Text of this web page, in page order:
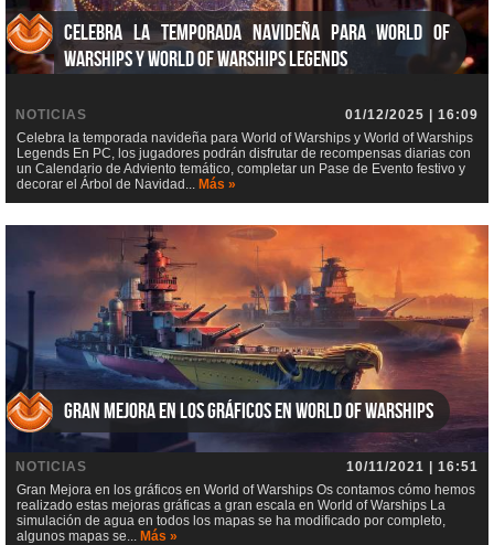
Celebra la temporada navideña para World of
Warships y World of Warships Legends
NOTICIAS
01/12/2025 | 16:09
Celebra la temporada navideña para World of Warships y World of Warships
Legends En PC, los jugadores podrán disfrutar de recompensas diarias con
un Calendario de Adviento temático, completar un Pase de Evento festivo y
decorar el Árbol de Navidad... Más »
Gran Mejora en los gráficos en World of Warships
NOTICIAS
10/11/2021 | 16:51
Gran Mejora en los gráficos en World of Warships Os contamos cómo hemos
realizado estas mejoras gráficas a gran escala en World of Warships La
simulación de agua en todos los mapas se ha modificado por completo,
algunos mapas se... Más »